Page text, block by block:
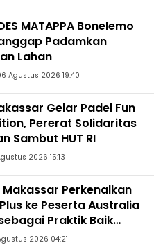
MATAPPA Bonelemo
Padamkan
Lahan
Agustus 2026 19:40
Gelar Padel Fun
Pererat Solidaritas
Sambut HUT RI
2026 15:13
Perkenalkan
ke Peserta Australia
Praktik Baik
Digital
2026 04:21